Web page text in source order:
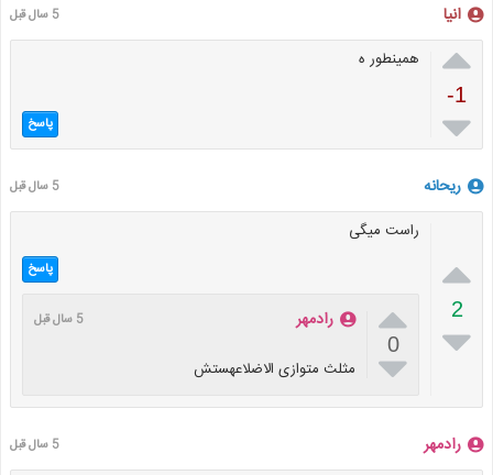
انیا 5 سال قبل

-1

همینطور ه
پاسخ
ریحانه 5 سال قبل

2

راست میگی
پاسخ

0

رادمهر 5 سال قبل
مثلث متوازی الاضلاعهستش
رادمهر 5 سال قبل